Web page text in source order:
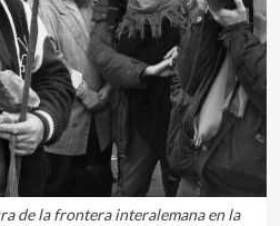
de la frontera interalemana en la